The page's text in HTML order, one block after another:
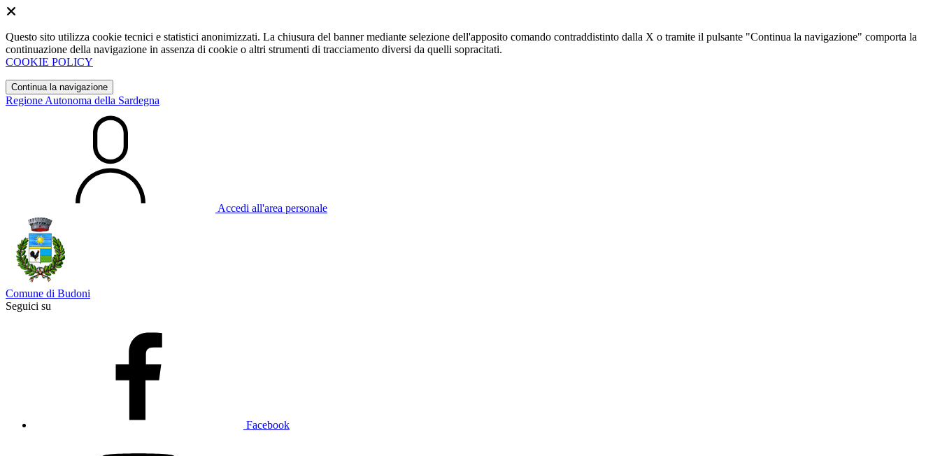
Questo sito utilizza cookie tecnici e statistici anonimizzati. La chiusura del banner mediante selezione dell'apposito comando contraddistinto dalla X o tramite il pulsante "Continua la navigazione" comporta la
continuazione della navigazione in assenza di cookie o altri strumenti di tracciamento diversi da quelli sopracitati.
COOKIE POLICY
Continua la navigazione
Regione Autonoma della Sardegna
Accedi all'area personale
Comune di Budoni
Seguici su
Facebook